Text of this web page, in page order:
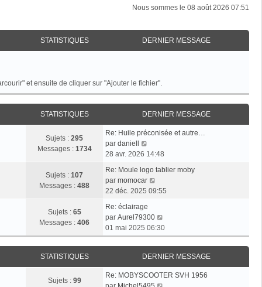
Nous sommes le 08 août 2026 07:51
STATISTIQUES DERNIER MESSAGE
et ensuite de cliquer sur "Ajouter le fichier".
STATISTIQUES DERNIER MESSAGE
Sujets : 295
Messages : 1734
D
e
r
i
e
r
m
e
s
s
a
e
Re: Huile préconisée et autre…
par daniell
o
s
u
l
e
r
l
e
d
e
r
28 avr. 2026 14:48
Sujets : 107
Messages : 488
D
e
r
i
e
r
s
Re: Moule logo tablier moby
par momocar
o
u
l
e
l
22 déc. 2025 09:55
Sujets : 65
Messages : 406
D
e
r
n
i
r
m
Re: éclairage
par Aurel79300
o
n
s
u
l
t
01 mai 2025 06:30
STATISTIQUES DERNIER MESSAGE
Sujets : 99
D
Re: MOBYSCOOTER SVH 1956